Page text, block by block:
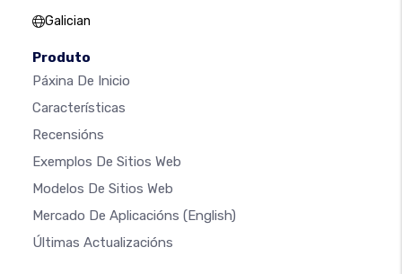
Galician
Produto
Páxina De Inicio
Características
Recensións
Exemplos De Sitios Web
Modelos De Sitios Web
Mercado De Aplicacións (English)
Últimas Actualizacións